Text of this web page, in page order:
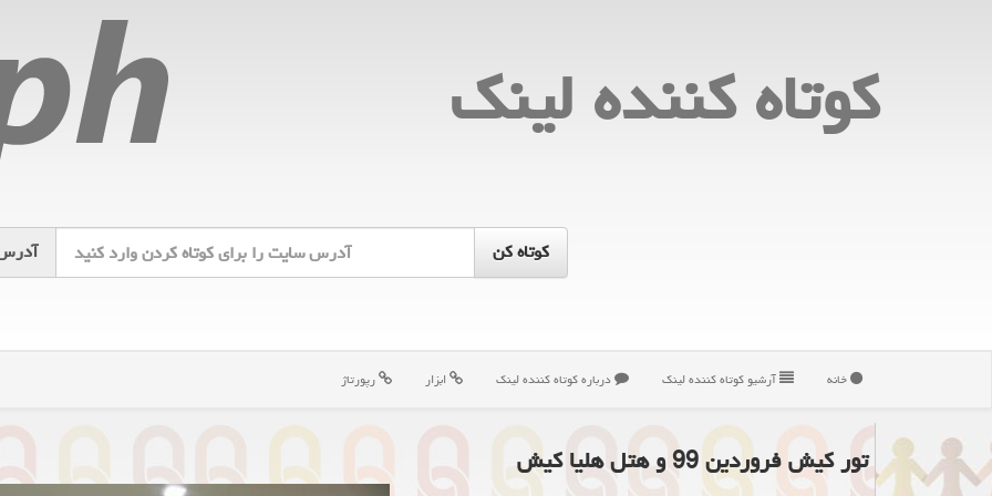
كوتاه كننده لینك
خانه آرشیو كوتاه كننده لینك درباره كوتاه كننده لینك ابزار رپورتاژ
تور كیش فروردین 99 و هتل هلیا كیش